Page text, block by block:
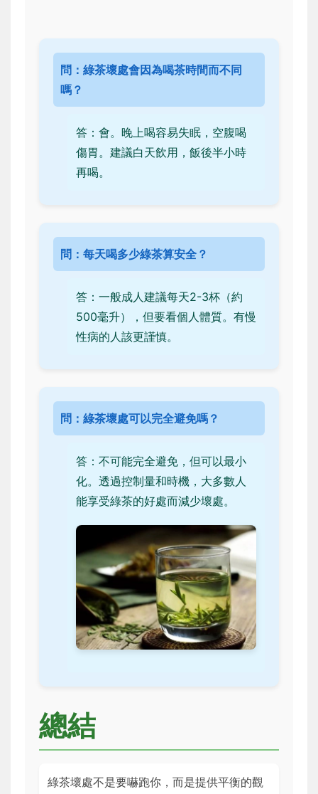
問：綠茶壞處會因為喝茶時間而不同
嗎？
答：會。晚上喝容易失眠，空腹喝
傷胃。建議白天飲用，飯後半小時
再喝。
問：每天喝多少綠茶算安全？
答：一般成人建議每天2-3杯（約
500毫升），但要看個人體質。有慢
性病的人該更謹慎。
問：綠茶壞處可以完全避免嗎？
答：不可能完全避免，但可以最小
化。透過控制量和時機，大多數人
能享受綠茶的好處而減少壞處。
總結
綠茶壞處不是要嚇跑你，而是提供平衡的觀